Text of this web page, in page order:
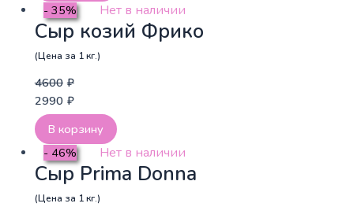
- 35%
Нет в наличии
Сыр козий Фрико
(Цена за 1 кг.)
4600 ₽
2990 ₽
В корзину
- 46%
Нет в наличии
Сыр Prima Donna
(Цена за 1 кг.)